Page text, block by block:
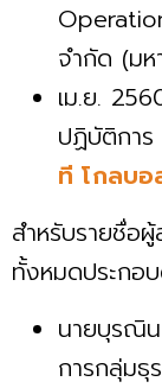
จำกัด (มห
เม.ย.
ปฏิบัติกา
ที โกลบอ
สำหรับรายชื่อ
ทั้งหมดประกอ
นายบุรณิ
การกลุ่มธุ